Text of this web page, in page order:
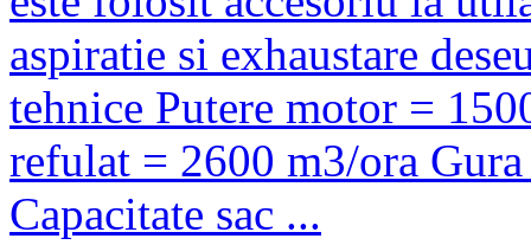
aspiratie si exhaustare
tehnice Putere motor =
refulat = 2600 m3/ora
Capacitate sac ...